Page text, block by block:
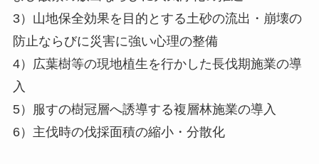
3）山地保全効果を目的とする土砂の流出・崩壊の
防止ならびに災害に強い心理の整備
4）広葉樹等の現地植生を行かした長伐期施業の導
入
5）服すの樹冠層へ誘導する複層林施業の導入
6）主伐時の伐採面積の縮小・分散化